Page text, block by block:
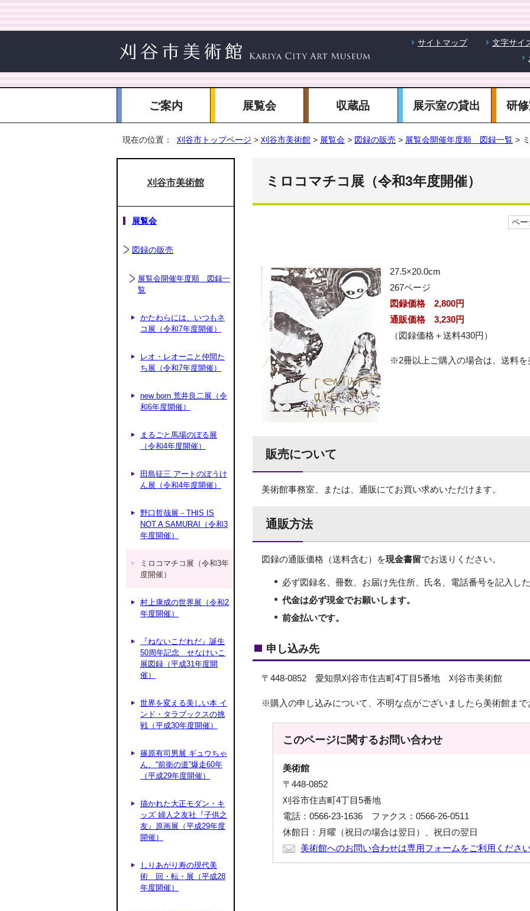
サイトマップ
文字サイ
ご案内 展覧会 収蔵品 展示室の貸出 研
現在の位置： 刈谷市トップページ > 刈谷市美術館 > 展覧会 > 図録の販売 > 展覧会開催年度順 図録一覧 >
ミロコマチコ展（令和3年度開催）
ペ
27.5×20.0cm
267ページ
図録価格 2,800円
通販価格 3,230円
（図録価格＋送料430円）
※2冊以上ご購入の場合は、送料
販売について
美術館事務室、または、通販にてお買い求めいただけます。
通販方法
図録の通販価格（送料含む）を現金書留でお送りください。
必ず図録名、冊数、お届け先住所、氏名、電話番号を記入し
代金は必ず現金でお願いします。
前金払いです。
申し込み先
〒448-0852 愛知県刈谷市住吉町4丁目5番地 刈谷市美術館
※購入の申し込みについて、不明な点がございましたら美術館ま
このページに関するお問い合わせ
美術館
〒448-0852
刈谷市住吉町4丁目5番地
電話：0566-23-1636 ファクス：0566-26-0511
休館日：月曜（祝日の場合は翌日）、祝日の翌日
美術館へのお問い合わせは専用フォームをご利用くださ
刈谷市美術館
展覧会
図録の販売
展覧会開催年度順 図録一
覧
かたわらには、いつもネ
コ展（令和7年度開催）
レオ・レオーニと仲間た
ち展（令和7年度開催）
new born 荒井良二展（令
和6年度開催）
まるごと馬場のぼる展
（令和4年度開催）
田島征三 アートのぼうけ
ん展（令和4年度開催）
野口哲哉展－THIS IS
NOT A SAMURAI（令和3
年度開催）
ミロコマチコ展（令和3年
度開催）
村上康成の世界展（令和2
年度開催）
『ねないこだれだ』誕生
50周年記念 せなけいこ
展図録（平成31年度開
催）
世界を変える美しい本 イ
ンド・タラブックスの挑
戦（平成30年度開催）
篠原有司男展 ギュウちゃ
ん、“前衛の道”爆走60年
（平成29年度開催）
描かれた大正モダン・キ
ッズ 婦人之友社『子供之
友』原画展（平成29年度
開催）
しりあがり寿の現代美
術 回・転・展（平成28
年度開催）